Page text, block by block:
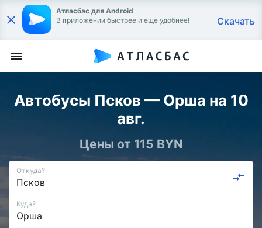
Атласбас для Android
В приложении быстрее и еще удобнее!
Скачать
Автобусы Псков — Орша на 10
авг.
Цены от 115 BYN
Откуда?
Куда?